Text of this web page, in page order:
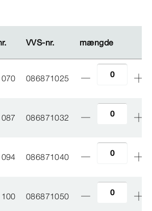
VVS-​nr. mængde
VVS-​nr. mængde
086871025
086871032
086871040
086871050